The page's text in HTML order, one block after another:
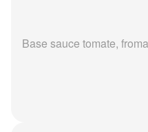
Base sauce tomate,